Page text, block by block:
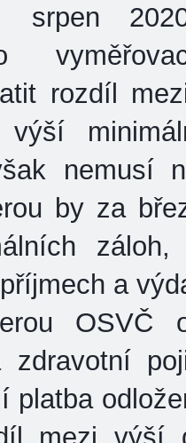
srpen
rozdíl
nemusí
by za
a
OSVČ
zdravotní
platba